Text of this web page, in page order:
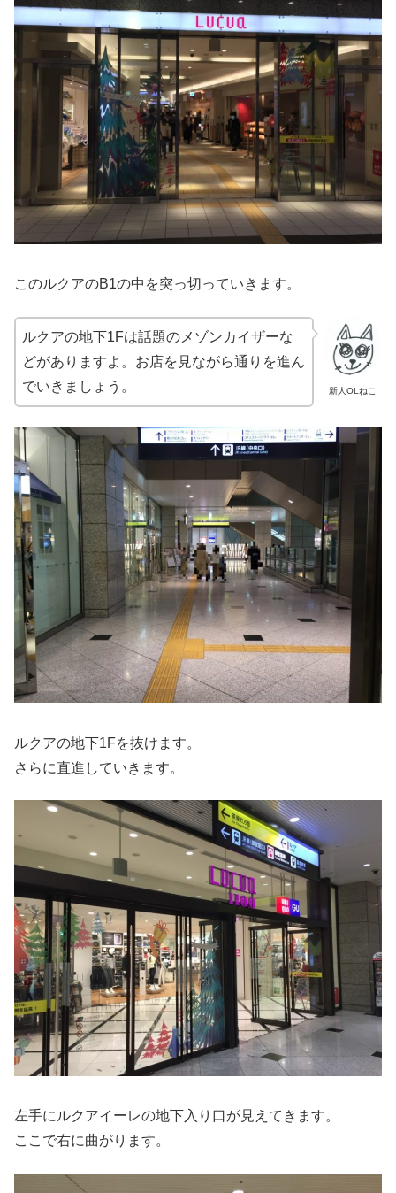
このルクアのB1の中を突っ切っていきます。
新人OLねこ
ルクアの地下1Fは話題のメゾンカイザーな
どがありますよ。お店を見ながら通りを進ん
でいきましょう。
ルクアの地下1Fを抜けます。
さらに直進していきます。
左手にルクアイーレの地下入り口が見えてきます。
ここで右に曲がります。